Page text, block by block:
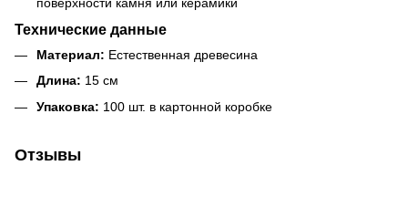
Технические данные
Материал: Естественная древесина
Длина: 15 см
Упаковка: 100 шт. в картонной коробке
Отзывы